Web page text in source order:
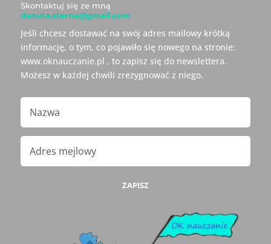
Skontaktuj się ze mną
danuta.sterna@gmail.com
Jeśli chcesz dostawać na swój adres mailowy krótką
informację, o tym, co pojawiło się nowego na stronie:
www.oknauczanie.pl , to zapisz się do newslettera.
Możesz w każdej chwili zrezygnować z niego.
ZAPISZ